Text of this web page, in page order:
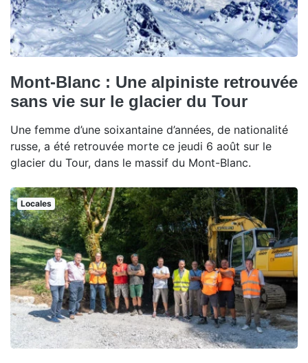
Mont-Blanc : Une alpiniste retrouvée
sans vie sur le glacier du Tour
Une femme d’une soixantaine d’années, de nationalité
russe, a été retrouvée morte ce jeudi 6 août sur le
glacier du Tour, dans le massif du Mont-Blanc.
Locales